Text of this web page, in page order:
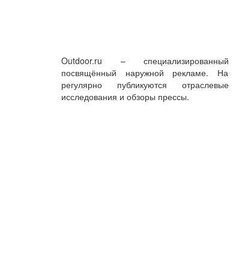
Outdoor.ru –
посвящённый наружной рекламе. На
регулярно публикуются
исследования и обзоры прессы.